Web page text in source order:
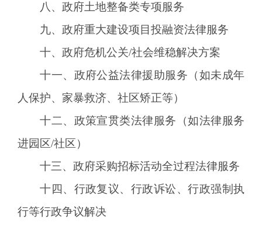
八、政府土地整备类专项服务
九、政府重大建设项目投融资法律服务
十、政府危机公关/社会维稳解决方案
十一、政府公益法律援助服务（如未成年
人保护、家暴救济、社区矫正等）
十二、政策宣贯类法律服务（如法律服务
进园区/社区）
十三、政府采购招标活动全过程法律服务
十四、行政复议、行政诉讼、行政强制执
行等行政争议解决